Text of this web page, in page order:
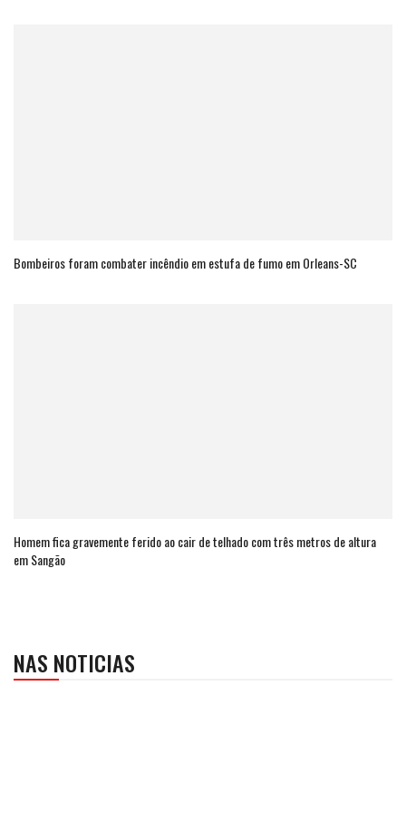
Bombeiros foram combater incêndio em estufa de fumo em Orleans-SC
Homem fica gravemente ferido ao cair de telhado com três metros de altura
em Sangão
NAS NOTICIAS